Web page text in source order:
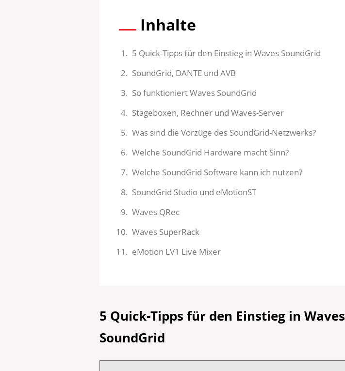
Inhalte
5 Quick-Tipps für den Einstieg in Waves SoundGrid
SoundGrid, DANTE und AVB
So funktioniert Waves SoundGrid
Stageboxen, Rechner und Waves-Server
Was sind die Vorzüge des SoundGrid-Netzwerks?
Welche SoundGrid Hardware macht Sinn?
Welche SoundGrid Software kann ich nutzen?
SoundGrid Studio und eMotionST
Waves QRec
Waves SuperRack
eMotion LV1 Live Mixer
5 Quick-Tipps für den Einstieg in Waves
SoundGrid